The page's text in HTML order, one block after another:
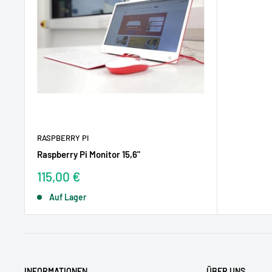
RASPBERRY PI
Raspberry Pi Monitor 15,6"
Sonderpreis
115,00 €
Auf Lager